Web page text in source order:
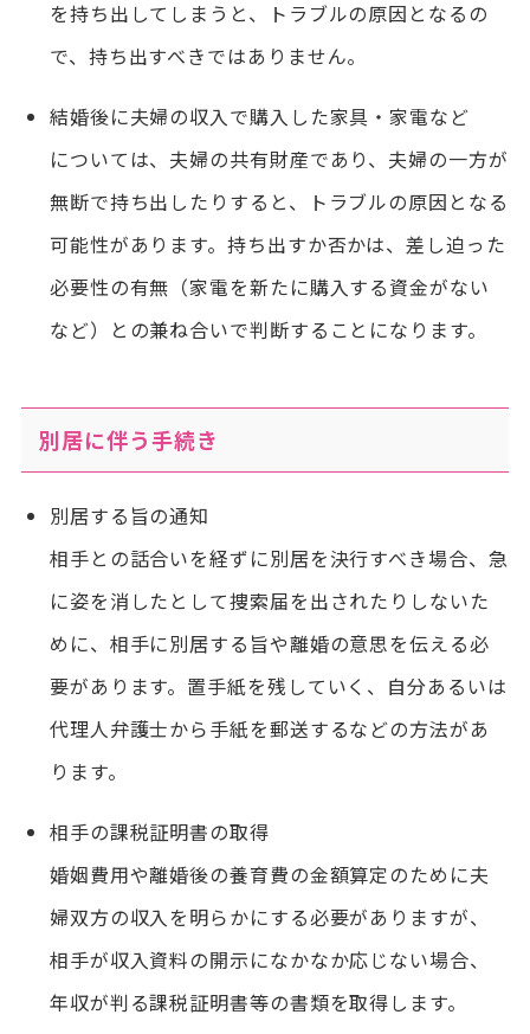
を持ち出してしまうと、トラブルの原因となるの
で、持ち出すべきではありません。
結婚後に夫婦の収入で購入した家具・家電など
については、夫婦の共有財産であり、夫婦の一方が
無断で持ち出したりすると、トラブルの原因となる
可能性があります。持ち出すか否かは、差し迫った
必要性の有無（家電を新たに購入する資金がない
など）との兼ね合いで判断することになります。
別居に伴う手続き
別居する旨の通知
相手との話合いを経ずに別居を決行すべき場合、急
に姿を消したとして捜索届を出されたりしないた
めに、相手に別居する旨や離婚の意思を伝える必
要があります。置手紙を残していく、自分あるいは
代理人弁護士から手紙を郵送するなどの方法があ
ります。
相手の課税証明書の取得
婚姻費用や離婚後の養育費の金額算定のために夫
婦双方の収入を明らかにする必要がありますが、
相手が収入資料の開示になかなか応じない場合、
年収が判る課税証明書等の書類を取得します。